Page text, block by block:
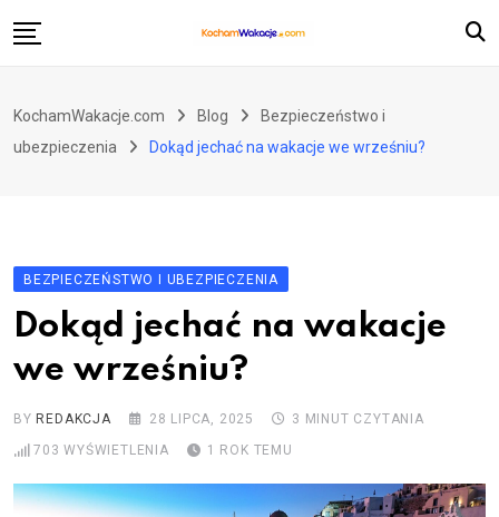
to
Historia i zabytki
KochamWakacje.com Blog
Bezpieczeństwo i
ubezpieczenia
Dokąd jechać na wakacje we wrześniu?
BEZPIECZEŃSTWO I UBEZPIECZENIA
Dokąd jechać na wakacje
we wrześniu?
BY REDAKCJA 28 LIPCA, 2025
3 MINUT CZYTANIA
703 WYŚWIETLENIA 1 ROK TEMU